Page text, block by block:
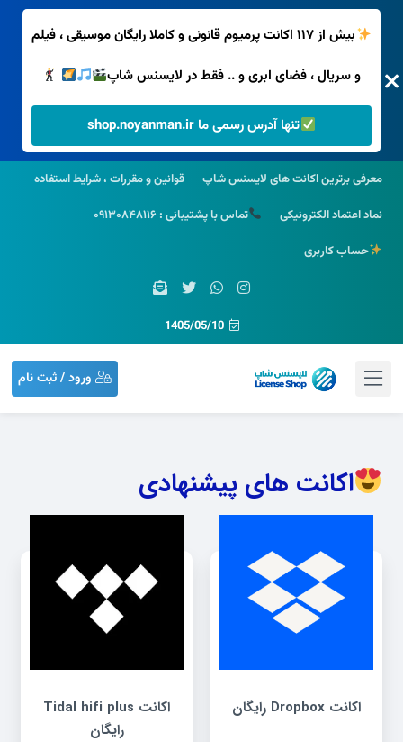
بیش از ۱۱۷ اکانت پرمیوم قانونی و کاملا رایگان موسیقی ، فیلم
و سریال ، فضای ابری و .. فقط در لایسنس شاپ
تنها آدرس رسمی ما shop.noyanman.ir
معرفی برترین اکانت های لایسنس شاپ
قوانین و مقررات ، شرایط استفاده
نماد اعتماد الکترونیکی
تماس با پشتیبانی : ۰۹۱۳۰۸۴۸۱۱۶
حساب کاربری
1405/05/10
ورود / ثبت نام
اکانت های پیشنهادی
اکانت Dropbox رایگان
اکانت Tidal hifi plus
رایگان